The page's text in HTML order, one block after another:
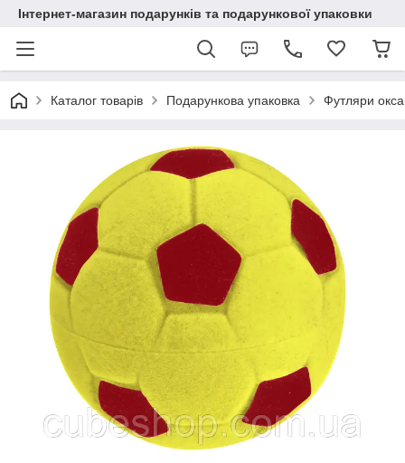
Інтернет-магазин подарунків та подарункової упаковки
Каталог товарів Подарункова упаковка Футляри